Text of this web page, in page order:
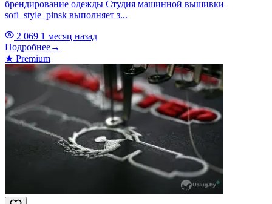
брендирование одежды Студия машинной вышивки
sofi_style_pinsk выполняет з...
2 069 1 месяц назад
Подробнее→
★ Premium